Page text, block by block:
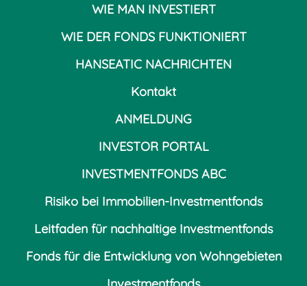
WIE MAN INVESTIERT
WIE DER FONDS FUNKTIONIERT
HANSEATIC NACHRICHTEN
Kontakt
ANMELDUNG
INVESTOR PORTAL
INVESTMENTFONDS ABC
Risiko bei Immobilien-Investmentfonds
Leitfaden für nachhaltige Investmentfonds
Fonds für die Entwicklung von Wohngebieten